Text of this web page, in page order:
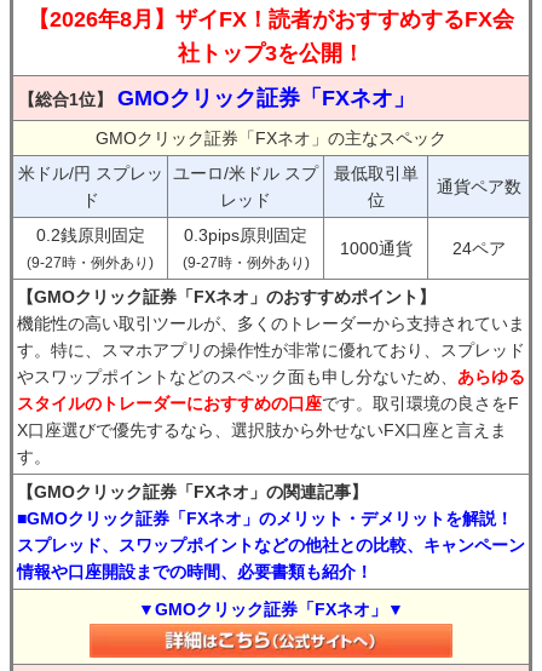
【2026年8月】ザイFX！読者がおすすめするFX会
社トップ3を公開！
【総合1位】 GMOクリック証券「FXネオ」
GMOクリック証券「FXネオ」の主なスペック
米ドル/円 スプレッ
ド
ユーロ/米ドル スプ
レッド
最低取引単
位
通貨ペア数
0.2銭原則固定
(9-27時・例外あり)
0.3pips原則固定
(9-27時・例外あり)
1000通貨 24ペア
【GMOクリック証券「FXネオ」のおすすめポイント】
機能性の高い取引ツールが、多くのトレーダーから支持されていま
す。特に、スマホアプリの操作性が非常に優れており、スプレッド
やスワップポイントなどのスペック面も申し分ないため、 あらゆる
スタイルのトレーダーにおすすめの口座です。取引環境の良さをF
X口座選びで優先するなら、選択肢から外せないFX口座と言えま
す。
【GMOクリック証券「FXネオ」の関連記事】
■GMOクリック証券「FXネオ」のメリット・デメリットを解説！
スプレッド、スワップポイントなどの他社との比較、キャンペーン
情報や口座開設までの時間、必要書類も紹介！
▼GMOクリック証券「FXネオ」▼